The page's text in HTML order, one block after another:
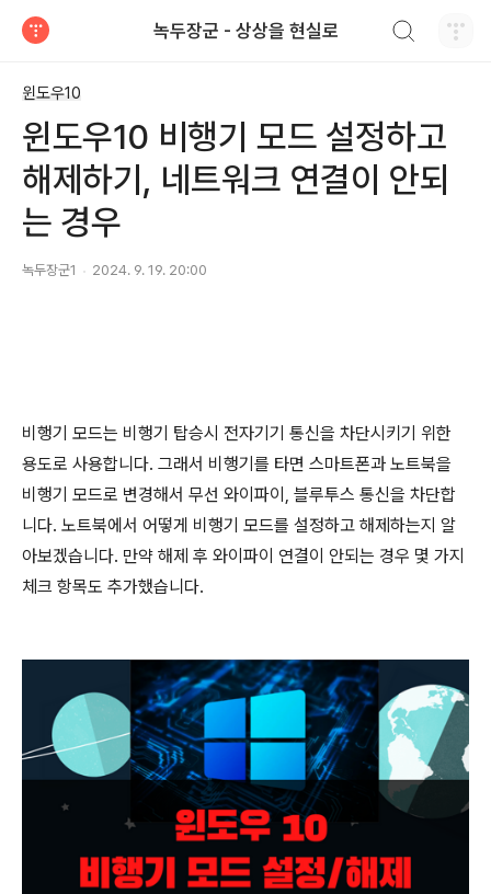
녹두장군 - 상상을 현실로
윈도우10
윈도우10 비행기 모드 설정하고
해제하기, 네트워크 연결이 안되
는 경우
녹두장군1 2024. 9. 19. 20:00
비행기 모드는 비행기 탑승시 전자기기 통신을 차단시키기 위한
용도로 사용합니다. 그래서 비행기를 타면 스마트폰과 노트북을
비행기 모드로 변경해서 무선 와이파이 , 블루투스 통신을 차단합
니다. 노트북에서 어떻게 비행기 모드를 설정하고 해제하는지 알
아보겠습니다. 만약 해제 후 와이파이 연결이 안되는 경우 몇 가지
체크 항목도 추가했습니다.